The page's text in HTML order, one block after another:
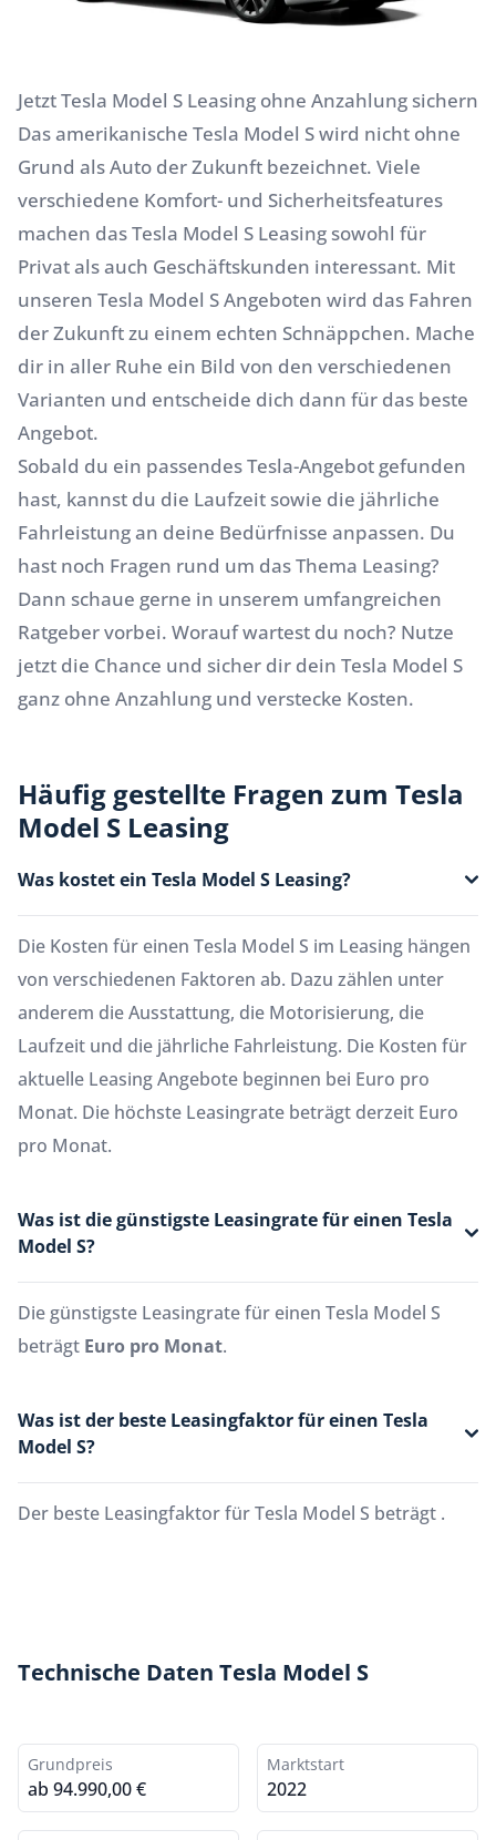
Jetzt Tesla Model S Leasing ohne Anzahlung sichern
Das amerikanische Tesla Model S wird nicht ohne
Grund als Auto der Zukunft bezeichnet. Viele
verschiedene Komfort- und Sicherheitsfeatures
machen das Tesla Model S Leasing sowohl für
Privat als auch Geschäftskunden interessant. Mit
unseren Tesla Model S Angeboten wird das Fahren
der Zukunft zu einem echten Schnäppchen. Mache
dir in aller Ruhe ein Bild von den verschiedenen
Varianten und entscheide dich dann für das beste
Angebot.
Sobald du ein passendes Tesla-Angebot gefunden
hast, kannst du die Laufzeit sowie die jährliche
Fahrleistung an deine Bedürfnisse anpassen. Du
hast noch Fragen rund um das Thema Leasing?
Dann schaue gerne in unserem umfangreichen
Ratgebervorbei. Worauf wartest du noch? Nutze
jetzt die Chance und sicher dir dein Tesla Model S
ganz ohne Anzahlung und verstecke Kosten.
Häufig gestellte Fragen zum Tesla
Model S Leasing
Was kostet ein Tesla Model S Leasing?
Die Kosten für einen Tesla Model S im Leasing hängen
von verschiedenen Faktoren ab. Dazu zählen unter
anderem die Ausstattung, die Motorisierung, die
Laufzeit und die jährliche Fahrleistung. Die Kosten für
aktuelle Leasing Angebote beginnen bei Euro pro
Monat. Die höchste Leasingrate beträgt derzeit Euro
pro Monat.
Was ist die günstigste Leasingrate für einen Tesla
Model S?
Die günstigste Leasingrate für einen Tesla Model S
beträgt Euro pro Monat.
Was ist der beste Leasingfaktor für einen Tesla
Model S?
Der beste Leasingfaktor für Tesla Model S beträgt .
Technische Daten Tesla Model S
Grundpreis
ab 94.990,00 €
Marktstart
2022